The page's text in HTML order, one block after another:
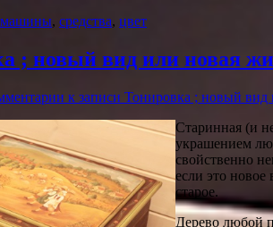
машины, средства, цвет
; новый вид или новая
к записи Тонировка ; новый вид
Старинная (и
украшением
свойственно
если это новое
старое.
Дерево любой